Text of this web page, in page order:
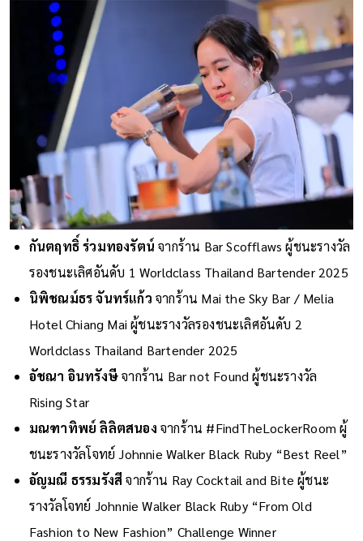
กันตฤทธิ์ ร่วมทองรัตน์จากร้าน Bar Scofflaws ผู้ชนะรางวัล
รองชนะเลิศอันดับ 1 Worldclass Thailand Bartender 2025
นิพิชณม์ธร จันทร์แก้วจากร้าน Mai the Sky Bar / Melia
Hotel Chiang Mai ผู้ชนะรางวัลรองชนะเลิศอันดับ 2
Worldclass Thailand Bartender 2025
อัชณา อินทรังษีจากร้าน Bar not Found ผู้ชนะรางวัล
Rising Star
มณฑาทิพย์ ลิลิตสนองจากร้าน #FindTheLockerRoom ผู้
ชนะรางวัลโจทย์ Johnnie Walker Black Ruby “Best Reel”
อัญมณี ธรรมรังสี จากร้าน Ray Cocktail and Bite ผู้ชนะ
รางวัลโจทย์ Johnnie Walker Black Ruby “From Old
Fashion to New Fashion” Challenge Winner